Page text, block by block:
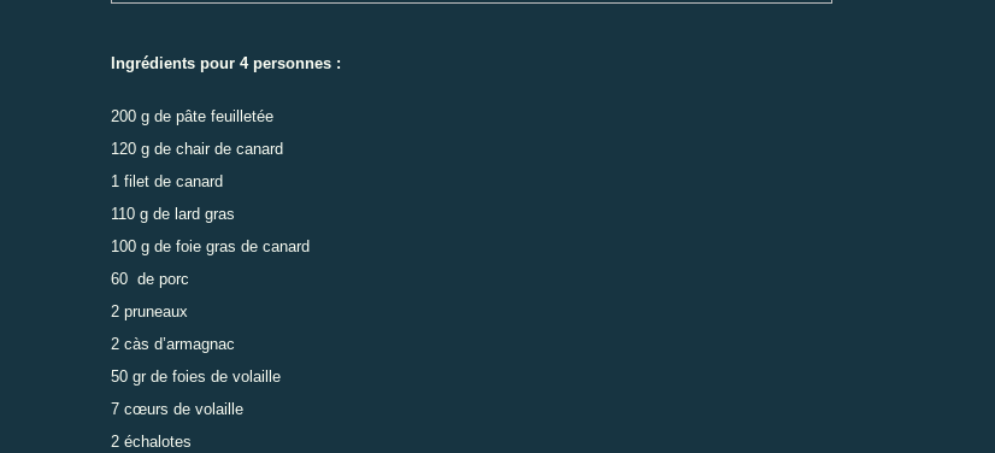
Ingrédients pour 4 personnes :
200 g de pâte feuilletée
120 g de chair de canard
1 filet de canard
110 g de lard gras
100 g de foie gras de canard
60 de porc
2 pruneaux
2 càs d’armagnac
50 gr de foies de volaille
7 cœurs de volaille
2 échalotes